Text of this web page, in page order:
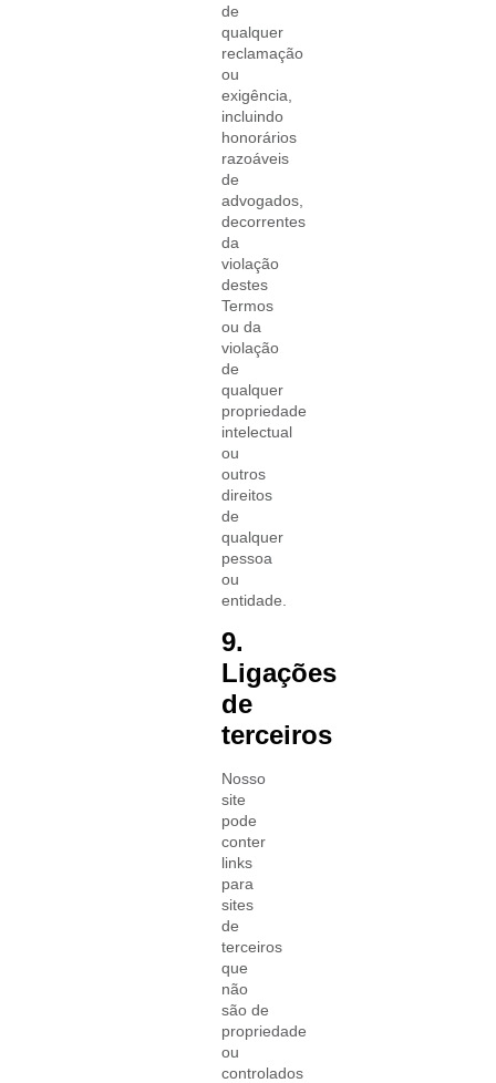
de
qualquer
reclamação
ou
exigência,
incluindo
honorários
razoáveis
de
advogados,
decorrentes
da
violação
destes
Termos
ou da
violação
de
qualquer
propriedade
intelectual
ou
outros
direitos
de
qualquer
pessoa
ou
entidade.
9.
Ligações
de
terceiros
Nosso
site
pode
conter
links
para
sites
de
terceiros
que
não
são de
propriedade
ou
controlados